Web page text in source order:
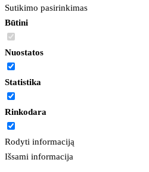
Sutikimo pasirinkimas
Būtini
Nuostatos
Statistika
Rinkodara
Rodyti informaciją
Išsami informacija